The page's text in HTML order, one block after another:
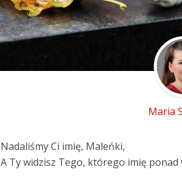
Maria
Nadaliśmy Ci imię, Maleńki,
A Ty widzisz Tego, którego imię ponad